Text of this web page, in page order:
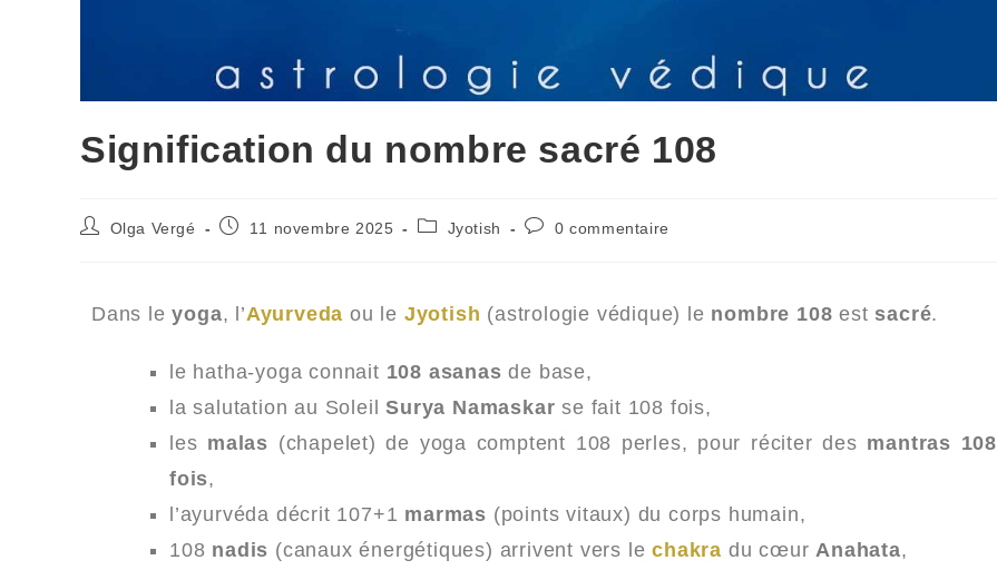
Signification du nombre sacré 108
Olga Vergé 11 novembre 2025 Jyotish 0 commentaire
Dans leyoga, l’Ayurveda ou le Jyotish (astrologie védique) le nombre 108 est sacré.
le hatha-yoga connait 108 asanas de base,
la salutation au SoleilSurya Namaskar se fait 108 fois,
les malas (chapelet) de yoga comptent 108 perles, pour réciter des mantras 108
fois,
l’ayurvéda décrit 107+1 marmas (points vitaux) du corps humain,
108 nadis (canaux énergétiques) arrivent vers lechakra du cœurAnahata,